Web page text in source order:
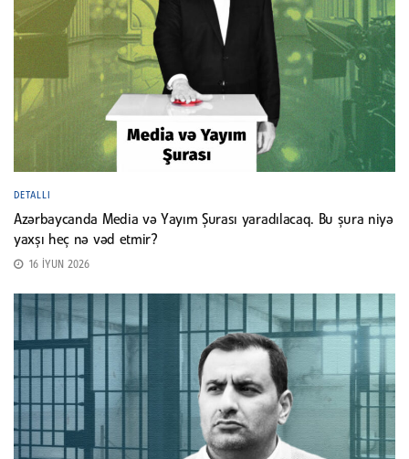
DETALLI
Azərbaycanda Media və Yayım Şurası yaradılacaq. Bu şura niyə
yaxşı heç nə vəd etmir?
16 İYUN 2026